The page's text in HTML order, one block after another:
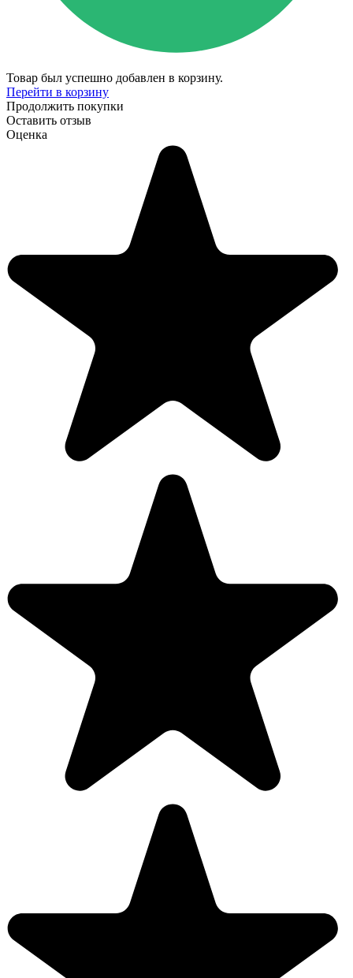
Товар был успешно добавлен в корзину.
Перейти в корзину
Продолжить покупки
Оставить отзыв
Оценка